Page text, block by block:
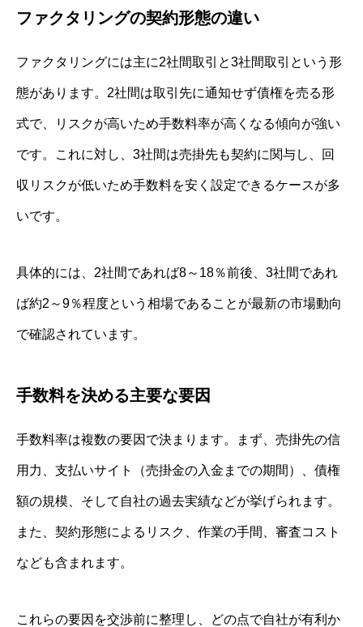
ファクタリングの契約形態の違い
ファクタリングには主に2社間取引と3社間取引という形
態があります。2社間は取引先に通知せず債権を売る形
式で、リスクが高いため手数料率が高くなる傾向が強い
です。これに対し、3社間は売掛先も契約に関与し、回
収リスクが低いため手数料を安く設定できるケースが多
いです。
具体的には、2社間であれば8～18％前後、3社間であれ
ば約2～9％程度という相場であることが最新の市場動向
で確認されています。
手数料を決める主要な要因
手数料率は複数の要因で決まります。まず、売掛先の信
用力、支払いサイト（売掛金の入金までの期間）、債権
額の規模、そして自社の過去実績などが挙げられます。
また、契約形態によるリスク、作業の手間、審査コスト
なども含まれます。
これらの要因を交渉前に整理し、どの点で自社が有利か